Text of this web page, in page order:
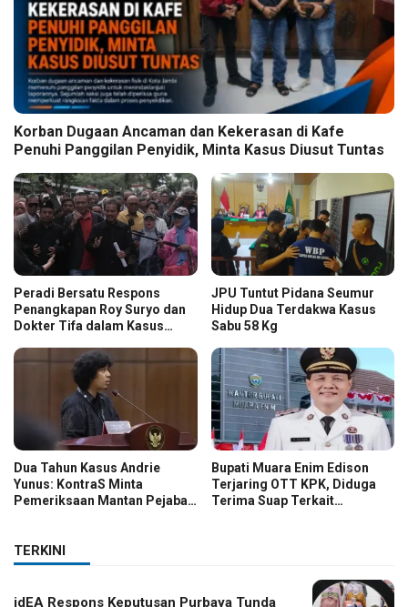
Korban Dugaan Ancaman dan Kekerasan di Kafe
Penuhi Panggilan Penyidik, Minta Kasus Diusut Tuntas
Peradi Bersatu Respons
Penangkapan Roy Suryo dan
Dokter Tifa dalam Kasus
JPU Tuntut Pidana Seumur
Hidup Dua Terdakwa Kasus
Sabu 58 Kg
Dua Tahun Kasus Andrie
Yunus: KontraS Minta
Pemeriksaan Mantan Pejabat
Bupati Muara Enim Edison
Terjaring OTT KPK, Diduga
Terima Suap Terkait
TERKINI
idEA Respons Keputusan Purbaya Tunda